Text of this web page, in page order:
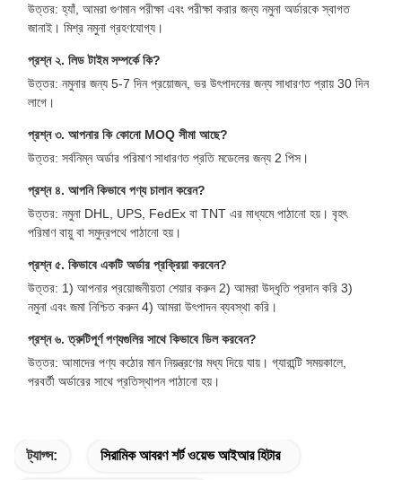
উত্তর: হ্যাঁ, আমরা গুণমান পরীক্ষা এবং পরীক্ষা করার জন্য নমুনা অর্ডারকে স্বাগত
জানাই। মিশ্র নমুনা গ্রহণযোগ্য।
প্রশ্ন ২. লিড টাইম সম্পর্কে কি?
উত্তর: নমুনার জন্য 5-7 দিন প্রয়োজন, ভর উৎপাদনের জন্য সাধারণত প্রায় 30 দিন
লাগে।
প্রশ্ন ৩. আপনার কি কোনো MOQ সীমা আছে?
উত্তর: সর্বনিম্ন অর্ডার পরিমাণ সাধারণত প্রতি মডেলের জন্য 2 পিস।
প্রশ্ন ৪. আপনি কিভাবে পণ্য চালান করেন?
উত্তর: নমুনা DHL, UPS, FedEx বা TNT এর মাধ্যমে পাঠানো হয়। বৃহৎ
পরিমাণ বায়ু বা সমুদ্রপথে পাঠানো হয়।
প্রশ্ন ৫. কিভাবে একটি অর্ডার প্রক্রিয়া করবেন?
উত্তর: 1) আপনার প্রয়োজনীয়তা শেয়ার করুন 2) আমরা উদ্ধৃতি প্রদান করি 3)
নমুনা এবং জমা নিশ্চিত করুন 4) আমরা উৎপাদন ব্যবস্থা করি।
প্রশ্ন ৬. ত্রুটিপূর্ণ পণ্যগুলির সাথে কিভাবে ডিল করবেন?
উত্তর: আমাদের পণ্য কঠোর মান নিয়ন্ত্রণের মধ্য দিয়ে যায়। গ্যারান্টি সময়কালে,
পরবর্তী অর্ডারের সাথে প্রতিস্থাপন পাঠানো হয়।
ট্যাগ্স: সিরামিক আবরণ শর্ট ওয়েভ আইআর হিটার